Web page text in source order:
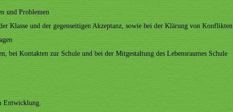
und Problemen
Klasse und der gegenseitigen Akzeptanz, sowie bei der Klärung von Konflikten
Kontakten zur Schule und bei der Mitgestaltung des Lebensraumes Schule
Entwicklung.